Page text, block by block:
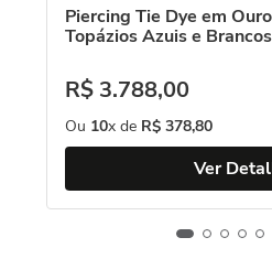
Piercing Tie Dye em
Topázios Azuis e Brancos
R$ 3.788,00
Ou 10x de R$ 378,80
Ver